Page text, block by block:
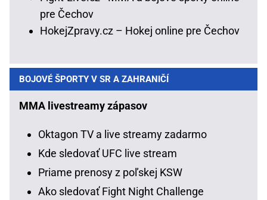
pre Čechov
HokejZpravy.cz – Hokej online pre Čechov
BOJOVÉ ŠPORTY V SR A ZAHRANIČÍ
MMA livestreamy zápasov
Oktagon TV a live streamy zadarmo
Kde sledovať UFC live stream
Priame prenosy z poľskej KSW
Ako sledovať Fight Night Challenge